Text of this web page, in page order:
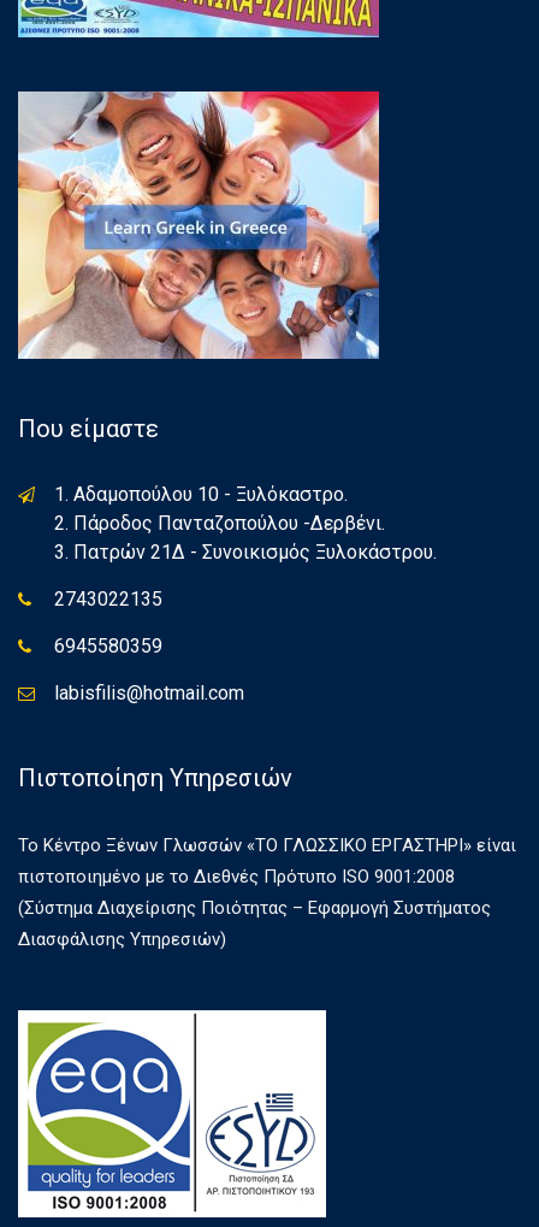
Που είμαστε
1. Αδαμοπούλου 10 - Ξυλόκαστρο.
2. Πάροδος Πανταζοπούλου -Δερβένι.
3. Πατρών 21Δ - Συνοικισμός Ξυλοκάστρου.
2743022135
6945580359
labisfilis@hotmail.com
Πιστοποίηση Υπηρεσιών
Το Κέντρο Ξένων Γλωσσών «ΤΟ ΓΛΩΣΣΙΚΟ ΕΡΓΑΣΤΗΡΙ» είναι
πιστοποιημένο με το Διεθνές Πρότυπο ISO 9001:2008
(Σύστημα Διαχείρισης Ποιότητας – Εφαρμογή Συστήματος
Διασφάλισης Υπηρεσιών)